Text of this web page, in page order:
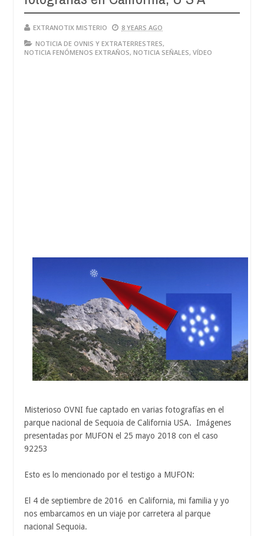
EXTRANOTIX MISTERIO
8 YEARS AGO
NOTICIA DE OVNIS Y EXTRATERRESTRES,
NOTICIA FENÓMENOS EXTRAÑOS, NOTICIA SEÑALES, VÍDEO
Misterioso OVNI fue captado en varias fotografías en el
parque nacional de Sequoia de California USA. Imágenes
presentadas por MUFON el 25 mayo 2018 con el caso
92253
Esto es lo mencionado por el testigo a MUFON:
El 4 de septiembre de 2016 en California, mi familia y yo
nos embarcamos en un viaje por carretera al parque
nacional Sequoia.